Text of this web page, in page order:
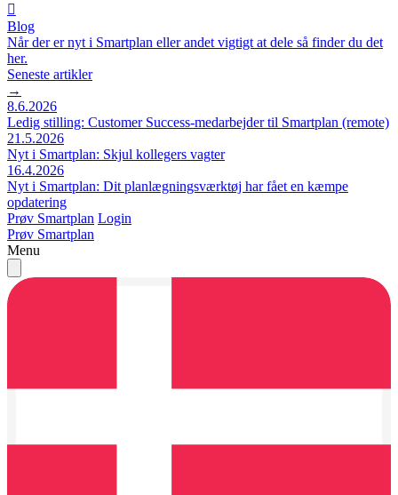

Blog
Når der er nyt i Smartplan eller andet vigtigt at dele så finder du det
her.
Seneste artikler
→
8.6.2026
Ledig stilling: Customer Success-medarbejder til Smartplan (remote)
21.5.2026
Nyt i Smartplan: Skjul kollegers vagter
16.4.2026
Nyt i Smartplan: Dit planlægningsværktøj har fået en kæmpe
opdatering
Prøv Smartplan Login
Prøv Smartplan
Menu